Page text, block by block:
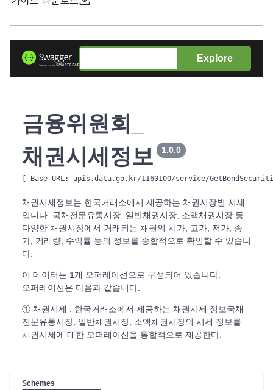
Explore
금융위원회_
채권시세정보
1.0.0
[ Base URL: apis.data.go.kr/1160100/service/
채권시세정보는 한국거래소에서 제공하는 채권시장별 시세
입니다. 국채전문유통시장, 일반채권시장, 소액채권시장 등
다양한 채권시장에서 거래되는 채권의 시가, 고가, 저가, 종
가, 거래량, 수익률 등의 정보를 종합적으로 확인할 수 있습니
다.
이 데이터는 1개 오퍼레이션으로 구성되어 있습니다.
오퍼레이션은 다음과 같습니다.
① 채권시세 : 한국거래소에서 제공하는 채권시세 정보국채
전문유통시장, 일반채권시장, 소액채권시장의 시세 정보를
채권시세에 대한 오퍼레이션을 통합적으로 제공한다.
Schemes